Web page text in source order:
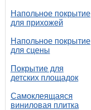
Напольное покрытие
для прихожей
Напольное покрытие
для сцены
Покрытие для
детских площадок
Самоклеящаяся
виниловая плитка